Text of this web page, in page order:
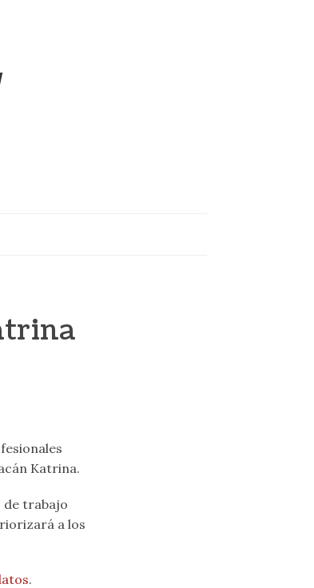
Katrina.
de trabajo
a los
.